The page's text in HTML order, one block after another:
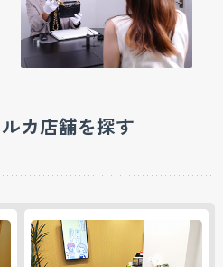
カ店舗を探す